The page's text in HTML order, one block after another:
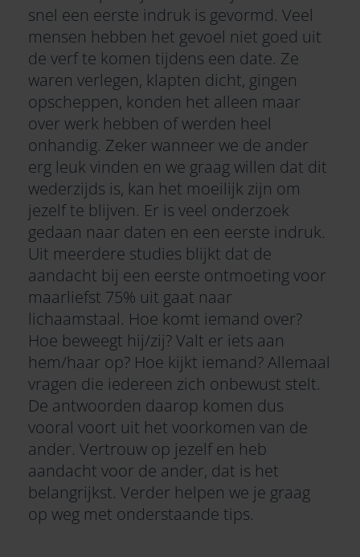
snel een eerste indruk is gevormd. Veel
mensen hebben het gevoel niet goed uit
de verf te komen tijdens een date. Ze
waren verlegen, klapten dicht, gingen
opscheppen, konden het alleen maar
over werk hebben of werden heel
onhandig. Zeker wanneer we de ander
erg leuk vinden en we graag willen dat dit
wederzijds is, kan het moeilijk zijn om
jezelf te blijven. Er is veel onderzoek
gedaan naar daten en een eerste indruk.
Uit meerdere studies blijkt dat de
aandacht bij een eerste ontmoeting voor
maarliefst 75% uit gaat naar
lichaamstaal. Hoe komt iemand over?
Hoe beweegt hij/zij? Valt er iets aan
hem/haar op? Hoe kijkt iemand? Allemaal
vragen die iedereen zich onbewust stelt.
De antwoorden daarop komen dus
vooral voort uit het voorkomen van de
ander. Vertrouw op jezelf en heb
aandacht voor de ander, dat is het
belangrijkst. Verder helpen we je graag
op weg met onderstaande tips.